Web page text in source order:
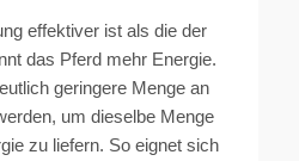
effektiver ist als die der
das Pferd mehr Energie.
geringere Menge an
um dieselbe Menge
zu liefern. So eignet sich